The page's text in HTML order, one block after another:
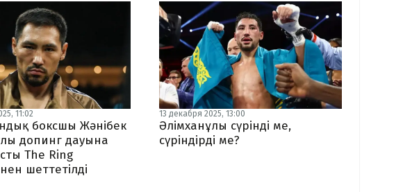
11:02
боксшы Жәнібек
допинг дауына
The Ring
шеттетілді
13 декабря 2025, 13:00
Әлімханұлы сүрінді ме,
сүріндірді ме?